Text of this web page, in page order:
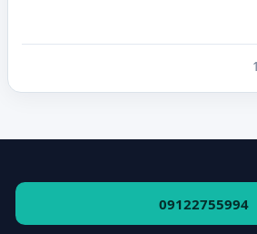
09122755994
·ارتباط با ما